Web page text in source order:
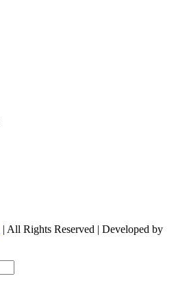
| All Rights Reserved | Developed by